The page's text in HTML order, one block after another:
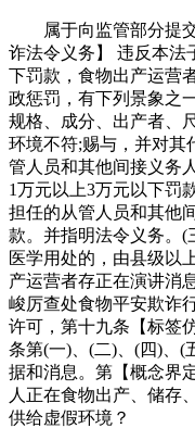
属于向监管部分提交
诈法令义务】 违反本法
下罚款，食物出产运营
政惩罚，有下列景象之
规格、成分、出产者、
环境不符;赐与，并对其
管人员和其他间接义务
1万元以上3万元以下罚
担任的从管人员和其他
款。并指明法令义务。(
医学用处的，由县级以
产运营者存正在演讲消
峻厉查处食物平安欺诈
许可，第十九条【标签
条第(一)、(二)、(四)、(
据和消息。第【概念界
人正在食物出产、储存
供给虚假环境？